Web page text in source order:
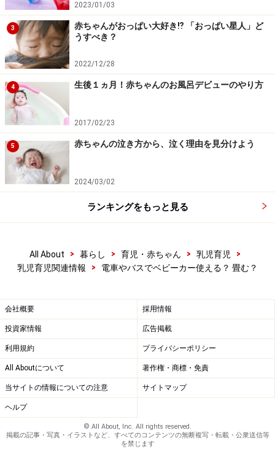
2023/01/03
3
赤ちゃんがおっぱい大好き⁉︎ 「おっぱい星人」ど
うすべき？
2022/12/28
4 生後１ヵ月！赤ちゃんのお風呂デビューのやり方
2017/02/23
5 赤ちゃんの泣き方から、泣く理由を見分けよう
2024/03/02
ランキングをもっと見る
All About > 暮らし > 育児・赤ちゃん > 乳児育児
>
乳児育児関連情報
> 電車やバスでベビーカー使える？ 畳む？
会社概要 採用情報
投資家情報 広告掲載
利用規約 プライバシーポリシー
All Aboutについて 著作権・商標・免責
当サイトの情報についての注意 サイトマップ
ヘルプ
© All About, Inc. All rights reserved.
掲載の記事・写真・イラストなど、すべてのコンテンツの無断複写・転載・公衆送信等
を禁じます